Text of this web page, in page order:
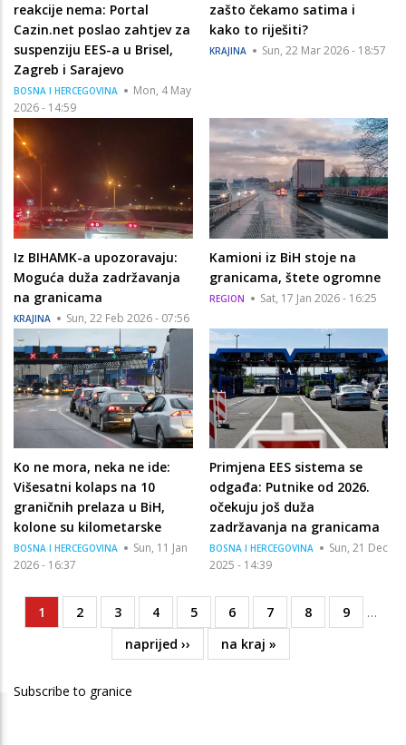
reakcije nema: Portal
Cazin.net poslao zahtjev za
suspenziju EES-a u Brisel,
Zagreb i Sarajevo
BOSNA I HERCEGOVINA
Mon, 4 May
2026 - 14:59
zašto čekamo satima i
kako to riješiti?
KRAJINA Sun, 22 Mar 2026 - 18:57
Iz BIHAMK-a upozoravaju:
Moguća duža zadržavanja
na granicama
KRAJINA Sun, 22 Feb 2026 - 07:56
Kamioni iz BiH stoje na
granicama, štete ogromne
REGION Sat, 17 Jan 2026 - 16:25
Ko ne mora, neka ne ide:
Višesatni kolaps na 10
graničnih prelaza u BiH,
kolone su kilometarske
BOSNA I HERCEGOVINA
Sun, 11 Jan
2026 - 16:37
Primjena EES sistema se
odgađa: Putnike od 2026.
očekuju još duža
zadržavanja na granicama
BOSNA I HERCEGOVINA
Sun, 21 Dec
2025 - 14:39
Pagination
Current
page
1 Page
2 Page
3 Page
4 Page
5 Page
6 Page
7 Page
8 Page
9
…
Next
page
naprijed ››
Last
page
na kraj »
Subscribe to granice